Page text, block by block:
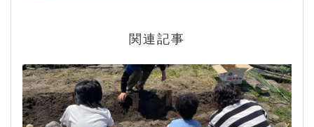
関連記事